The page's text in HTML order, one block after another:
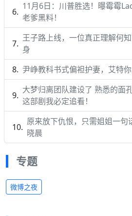
11月6日：川普胜选！曝霉霉
老爹黑料！
王子路上线，一位真正理解何
身
尹峥教科书式偏袒护妻，艾特
大梦归离团队建设了 熟悉的面
这部剧我必定追看！
原来放下仇恨，只需姐姐一句
晓晨
专题
微博之夜